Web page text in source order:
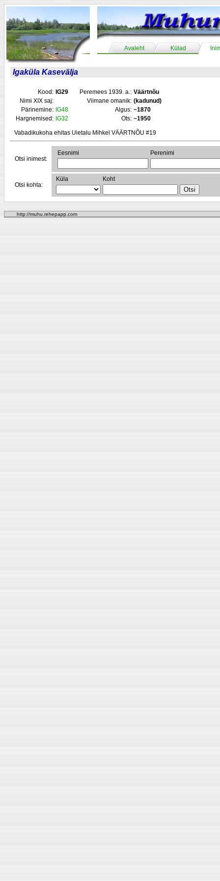
Avaleht Külad
Igaküla Kasevälja
Kood: IG29 Peremees 1939. a.: Väärtnõu
Nimi XIX saj:
Viimane omanik: (kadunud)
Pärinemine: IG48 Algus: ~1870
Hargnemised: IG32 Ots: ~1950
Vabadikukoha ehitas Uietalu Mihkel VÄÄRTNÕU #19
Otsi inimest:
Eesnimi Perenimi
Otsi kohta:
Küla Koht
http://muhu.rehepapp.com